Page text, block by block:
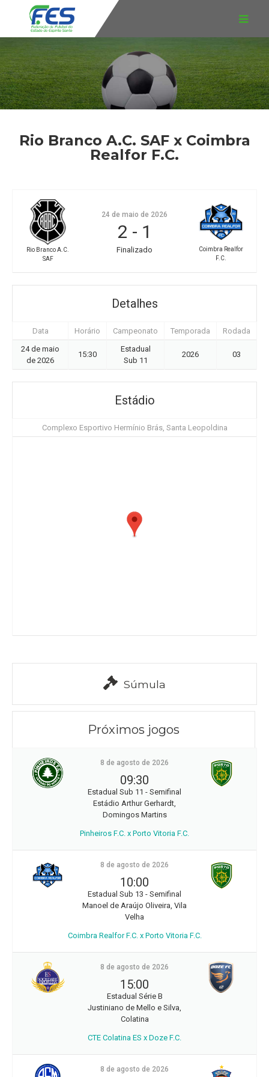
Rio Branco A.C. SAF x Coimbra
Realfor F.C.
Rio Branco A.C.
SAF
Coimbra Realfor
F.C.
24 de maio de 2026
2 - 1
Finalizado
Detalhes
Data Horário Campeonato Temporada
Rodada
24 de maio
de 2026
15:30
Estadual
Sub 11
2026 03
Estádio
Complexo Esportivo Hermínio Brás, Santa Leopoldina
Súmula
Próximos jogos
8 de agosto de 2026
09:30
Estadual Sub 11 - Semifinal
Estádio Arthur Gerhardt,
Domingos Martins
Pinheiros F.C. x Porto Vitoria F.C.
8 de agosto de 2026
10:00
Estadual Sub 13 - Semifinal
Manoel de Araújo Oliveira, Vila
Velha
Coimbra Realfor F.C. x Porto Vitoria F.C.
8 de agosto de 2026
15:00
Estadual Série B
Justiniano de Mello e Silva,
Colatina
CTE Colatina ES x Doze F.C.
8 de agosto de 2026